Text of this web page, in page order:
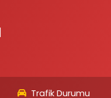
Trafik Durumu